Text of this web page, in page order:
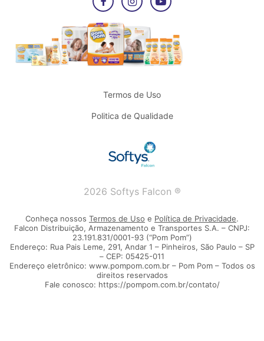
Termos de Uso
Politica de Qualidade
2026 Softys Falcon ®
Conheça nossos Termos de Uso e Política de Privacidade.
Falcon Distribuição, Armazenamento e Transportes S.A. – CNPJ:
23.191.831/0001-93 (“Pom Pom”)
Endereço: Rua Pais Leme, 291, Andar 1 – Pinheiros, São Paulo – SP
– CEP: 05425-011
Endereço eletrônico: www.pompom.com.br – Pom Pom – Todos os
direitos reservados
Fale conosco: https://pompom.com.br/contato/